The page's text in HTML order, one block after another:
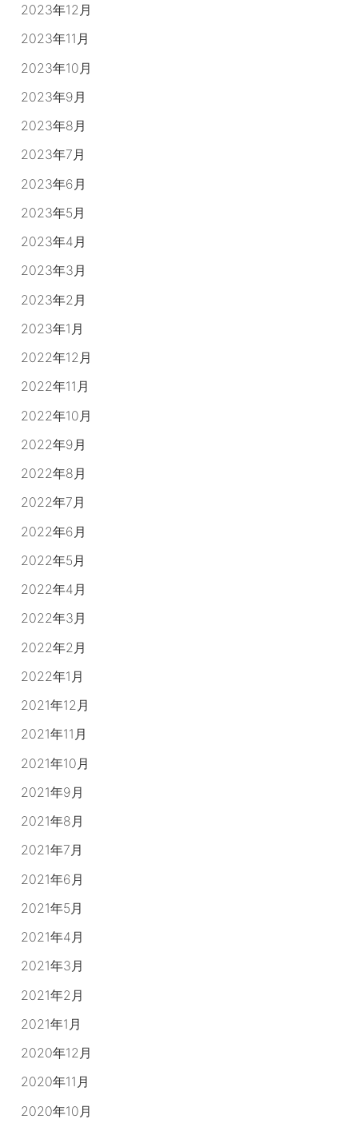
2023年12月
2023年11月
2023年10月
2023年9月
2023年8月
2023年7月
2023年6月
2023年5月
2023年4月
2023年3月
2023年2月
2023年1月
2022年12月
2022年11月
2022年10月
2022年9月
2022年8月
2022年7月
2022年6月
2022年5月
2022年4月
2022年3月
2022年2月
2022年1月
2021年12月
2021年11月
2021年10月
2021年9月
2021年8月
2021年7月
2021年6月
2021年5月
2021年4月
2021年3月
2021年2月
2021年1月
2020年12月
2020年11月
2020年10月